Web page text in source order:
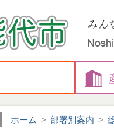
ホーム 部署別案内